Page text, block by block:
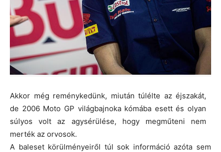
Akkor még reménykedünk, miután túlélte az éjszakát,
de 2006 Moto GP világbajnoka kómába esett és olyan
súlyos volt az agysérülése, hogy megműteni nem
merték az orvosok.
A baleset körülményeiről túl sok információ azóta sem